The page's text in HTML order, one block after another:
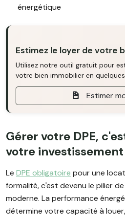
énergétique
Estimez le loyer de votre
Utilisez notre outil gratuit pour
votre bien immobilier en
Estimer
Gérer votre DPE,
votre
Le DPE obligatoire pour une
formalité, c'est devenu le pilier
moderne. La performance
détermine votre capacité à